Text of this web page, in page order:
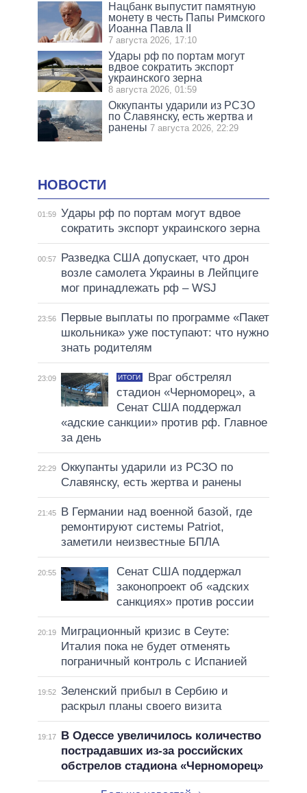
Нацбанк выпустит памятную
монету в честь Папы Римского
Иоанна Павла II
7 августа 2026, 17:10
Удары рф по портам могут
вдвое сократить экспорт
украинского зерна
8 августа 2026, 01:59
Оккупанты ударили из РСЗО
по Славянску, есть жертва и
ранены 7 августа 2026, 22:29
НОВОСТИ
01:59 Удары рф по портам могут вдвое
сократить экспорт украинского зерна
00:57
Разведка США допускает, что дрон
возле самолета Украины в Лейпциге
мог принадлежать рф – WSJ
23:56
Первые выплаты по программе «Пакет
школьника» уже поступают: что нужно
знать родителям
23:09 ИТОГИ
Враг обстрелял
стадион «Черноморец», а
Сенат США поддержал
«адские санкции» против рф. Главное
за день
22:29 Оккупанты ударили из РСЗО по
Славянску, есть жертва и ранены
21:45
В Германии над военной базой, где
ремонтируют системы Patriot,
заметили неизвестные БПЛА
20:55
Сенат США поддержал
законопроект об «адских
санкциях» против россии
20:19
Миграционный кризис в Сеуте:
Италия пока не будет отменять
пограничный контроль с Испанией
19:52 Зеленский прибыл в Сербию и
раскрыл планы своего визита
19:17
В Одессе увеличилось количество
пострадавших из-за российских
обстрелов стадиона «Черноморец»